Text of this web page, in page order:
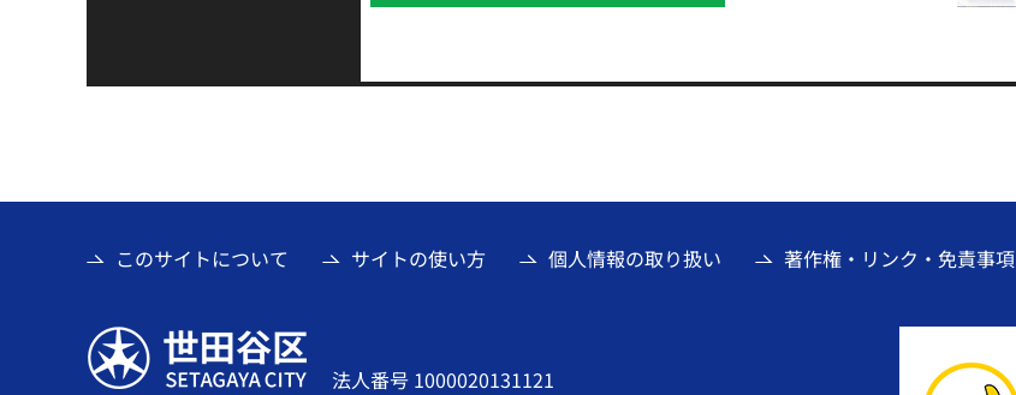
このサイトについて サイトの使い方 個人情報の取り扱い 著作権・リンク・免責事項
世田谷区
法人番号 1000020131121